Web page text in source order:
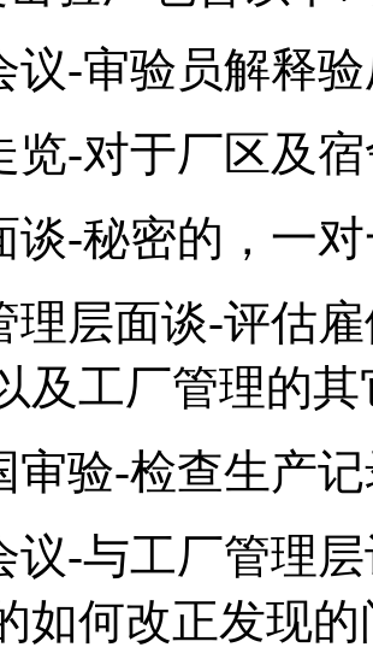
议-审验员解释
览-对于厂区及
谈-秘密的，一
理层面谈-评估
及工厂管理的
审验-检查生产
议-与工厂管理
如何改正发现